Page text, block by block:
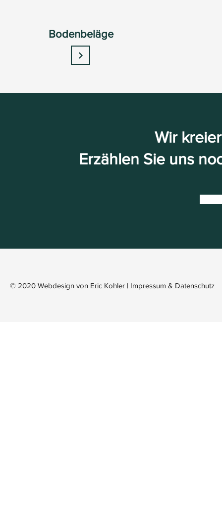
Bodenbeläge
Wir
Erzählen Sie uns
© 2020 Webdesign von Eric Kohler | Impressum & Datenschutz